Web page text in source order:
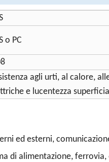
o PC
agli urti, al calore,
e lucentezza
ed esterni,
di alimentazione,